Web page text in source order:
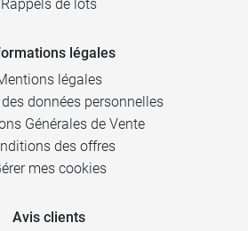
à votre médecin ou
lors de la grossesse
et représente un danger pour
L'arrêt de cigarette nécessite
son arrêt. La prise de
Rappels de lots
légales
légales
données personnelles
Générales de Vente
des offres
mes cookies
Avis clients